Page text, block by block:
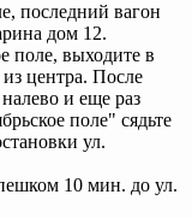
последний вагон
дом 12.
поле, выходите в
центра. После
и еще раз
поле" сядьте
ул.
10 мин. до ул.